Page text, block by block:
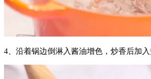
4、沿着锅边倒淋入酱油增色，炒香后加入